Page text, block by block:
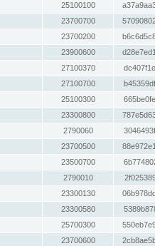
25100100
23700700
23700200
23900600
27100370
27100700
25100300
23300800
2790060
23700500
23500700
2790010
23300130
23300580
25700300
23700600